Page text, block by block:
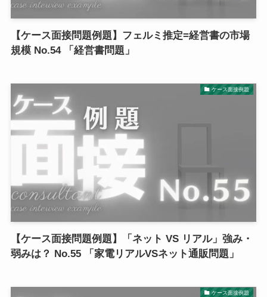
【ケース面接問題例題】フェルミ推定=経営書の市場
規模 No.54 「経営書問題」
ケース面接例題
【ケース面接問題例題】「ネット VS リアル」強み・
弱みは？ No.55 「家電リアルVSネット通販問題」
ケース面接例題